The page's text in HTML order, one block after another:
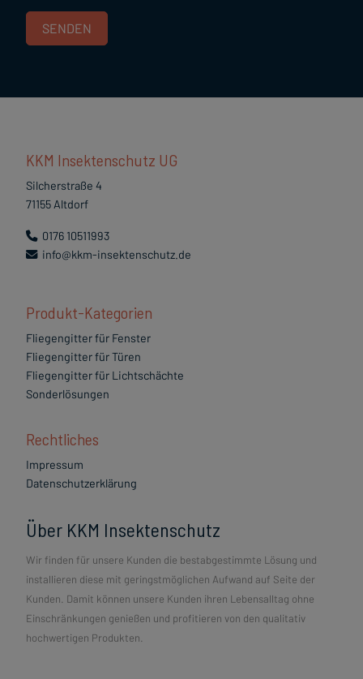
KKM Insektenschutz UG
Silcherstraße 4
71155 Altdorf
0176 10511993
info@kkm-insektenschutz.de
Produkt-Kategorien
Fliegengitter für Fenster
Fliegengitter für Türen
Fliegengitter für Lichtschächte
Sonderlösungen
Rechtliches
Impressum
Datenschutzerklärung
Über KKM Insektenschutz
Wir finden für unsere Kunden die bestabgestimmte Lösung und
installieren diese mit geringstmöglichen Aufwand auf Seite der
Kunden. Damit können unsere Kunden ihren Lebensalltag ohne
Einschränkungen genießen und profitieren von den qualitativ
hochwertigen Produkten.